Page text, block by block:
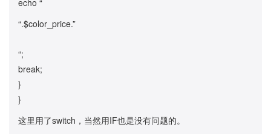
“.$color_price.”
“;
break;
}
}
这里用了switch，当然用IF也是没有问题的。